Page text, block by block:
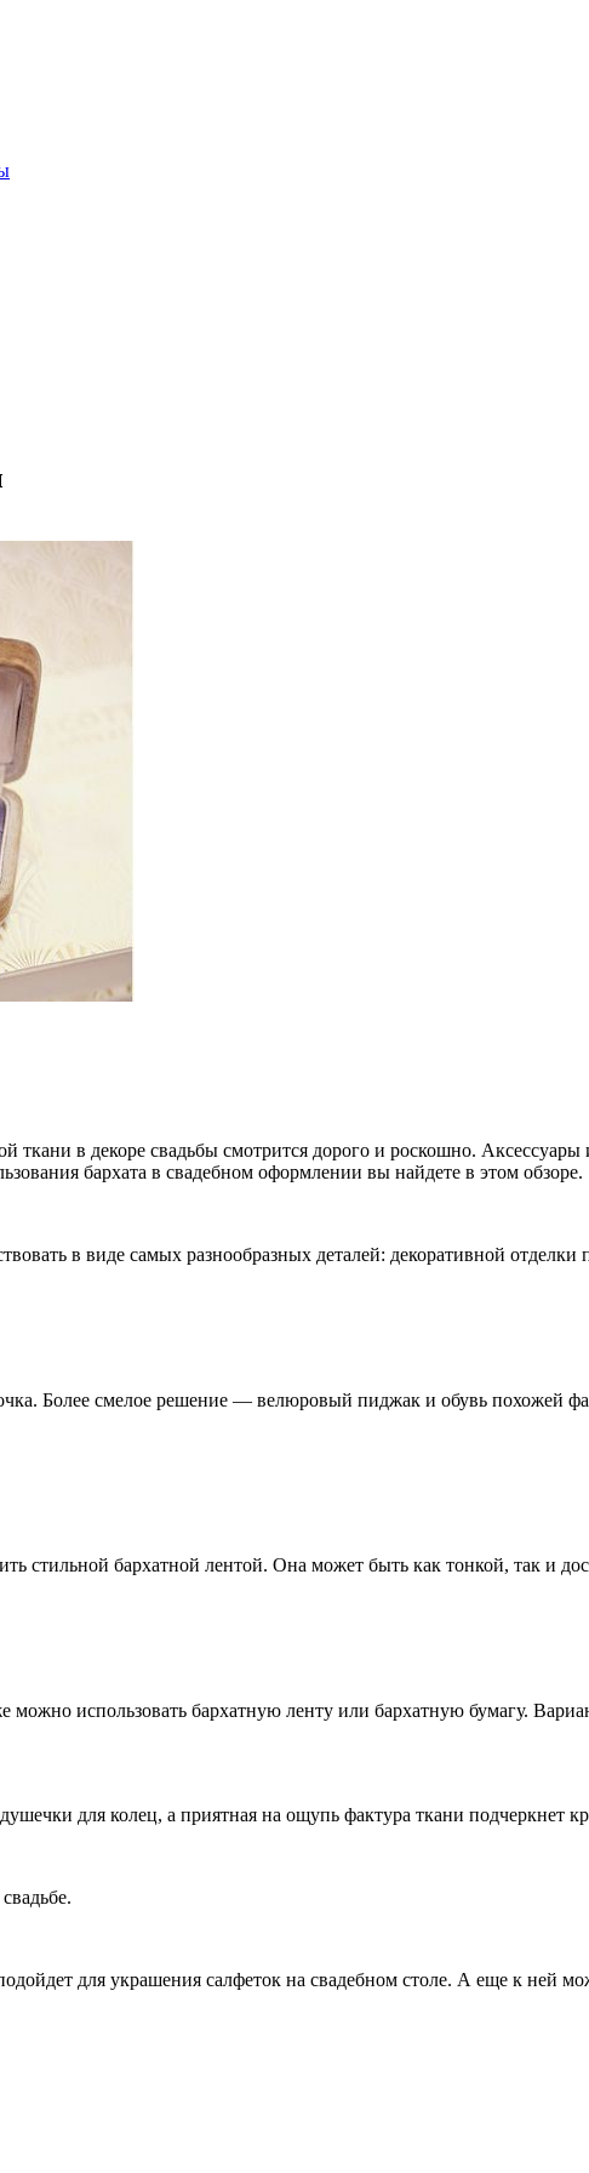
ткани в декоре свадьбы смотрится дорого и роскошно.
бархата в свадебном оформлении вы найдете в этом обзоре.
в виде самых разнообразных деталей: декоративной
Более смелое решение — велюровый пиджак и обувь похожей
стильной бархатной лентой. Она может быть как тонкой, так и
можно использовать бархатную ленту или бархатную бумагу.
для колец, а приятная на ощупь фактура ткани подчеркнет
для украшения салфеток на свадебном столе. А еще к ней